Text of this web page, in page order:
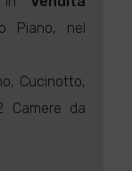
Piano, nel
Cucinotto,
Camere da